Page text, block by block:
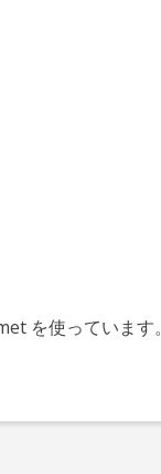
を使っています。